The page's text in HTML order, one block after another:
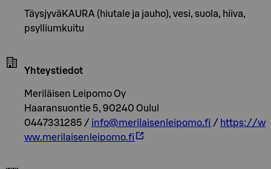
TäysjyväKAURA (hiutale ja jauho), vesi, suola, hiiva,
psylliumkuitu
Yhteystiedot
Meriläisen Leipomo Oy
Haaransuontie 5, 90240 Oulul
0447331285 / info@merilaisenleipomo.fi / https://w
ww.merilaisenleipomo.fi